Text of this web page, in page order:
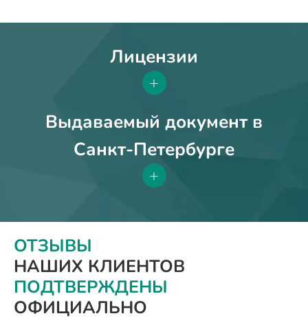
Лицензии
+
Выдаваемый документ в
Санкт-Петербурге
+
ОТЗЫВЫ
НАШИХ КЛИЕНТОВ
ПОДТВЕРЖДЕНЫ
ОФИЦИАЛЬНО